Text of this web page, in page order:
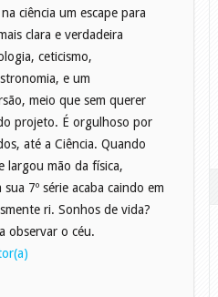
ciência um escape para
clara e verdadeira
ceticismo,
e um
meio que sem querer
projeto. É orgulhoso por
até a Ciência. Quando
largou mão da física,
7º série acaba caindo em
ri. Sonhos de vida?
observar o céu.